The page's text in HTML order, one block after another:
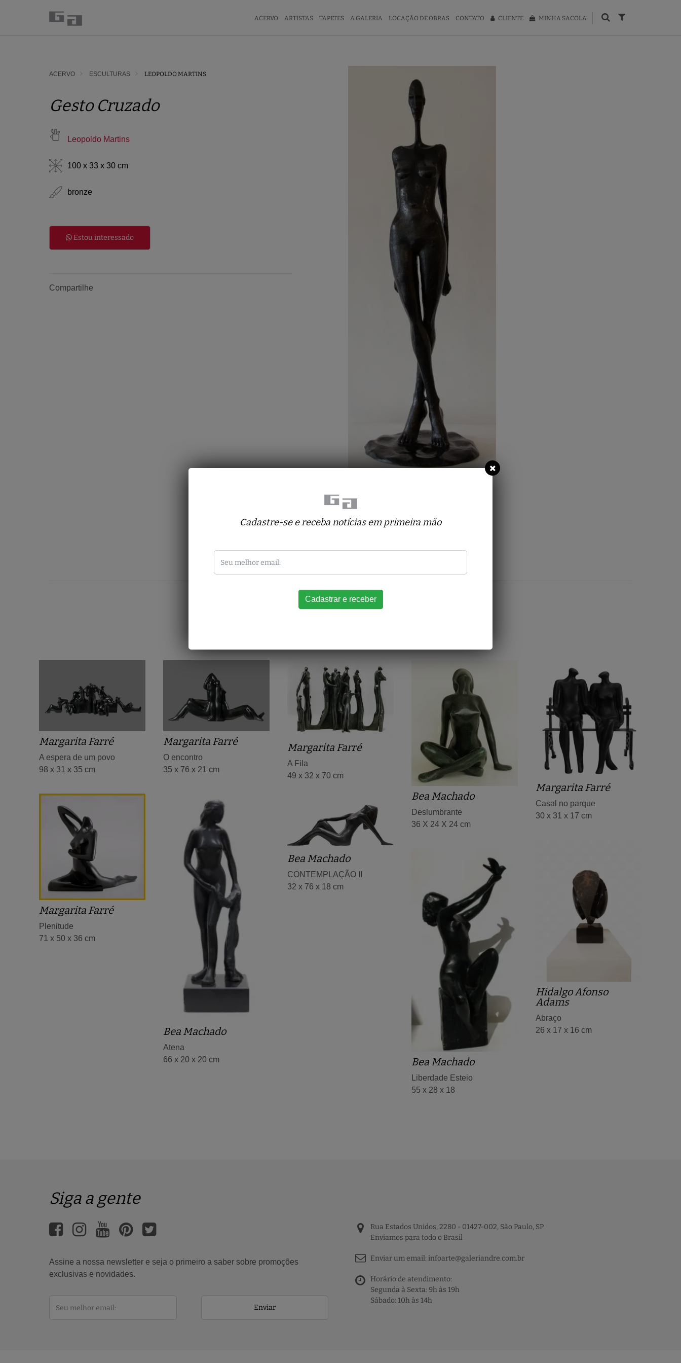
ACERVO ARTISTAS TAPETES A GALERIA LOCAÇÃO DE OBRAS CONTATO CLIENTE MINHA SACOLA
ACERVO ESCULTURAS LEOPOLDO MARTINS
Gesto Cruzado
Leopoldo Martins
100 x 33 x 30 cm
bronze
Estou interessado
Compartilhe
Margarita Farré
A espera de um povo
98 x 31 x 35 cm
Margarita Farré
O encontro
35 x 76 x 21 cm
Margarita Farré
A Fila
49 x 32 x 70 cm
Bea Machado
Deslumbrante
36 X 24 X 24 cm
Margarita Farré
Casal no parque
30 x 31 x 17 cm
Bea Machado
Atena
66 x 20 x 20 cm
Margarita Farré
Plenitude
71 x 50 x 36 cm
Bea Machado
CONTEMPLAÇÃO II
32 x 76 x 18 cm
Hidalgo Afonso
Adams
Abraço
26 x 17 x 16 cm
Bea Machado
Liberdade Esteio
55 x 28 x 18
Siga a gente
Assine a nossa newsletter e seja o primeiro a saber sobre promoções
exclusivas e novidades.
Enviar
Rua Estados Unidos, 2280 - 01427-002, São Paulo, SP
Enviamos para todo o Brasil
Enviar um email: infoarte@galeriandre.com.br
Horário de atendimento:
Segunda à Sexta: 9h às 19h
Sábado: 10h às 14h
Cadastre-se e receba notícias em primeira mão